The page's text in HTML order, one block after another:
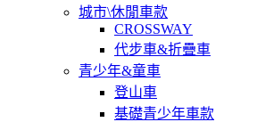
城市\休閒車款
CROSSWAY
代步車&折疊車
青少年&童車
登山車
基礎青少年車款